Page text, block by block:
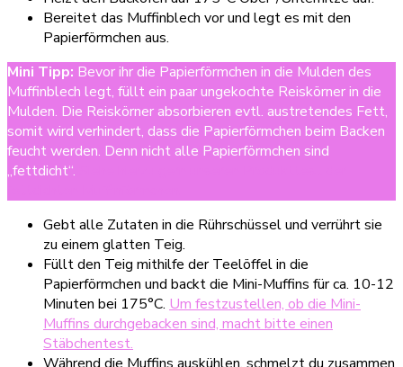
Bereitet das Muffinblech vor und legt es mit den
Papierförmchen aus.
Mini Tipp: Bevor ihr die Papierförmchen in die Mulden des
Muffinblech legt, füllt ein paar ungekochte Reiskörner in die
Mulden. Die Reiskörner absorbieren evtl. austretendes Fett,
somit wird verhindert, dass die Papierförmchen beim Backen
feucht werden. Denn nicht alle Papierförmchen sind
„fettdicht“.
Gebt alle Zutaten in die Rührschüssel und verrührt sie
zu einem glatten Teig.
Füllt den Teig mithilfe der Teelöffel in die
Papierförmchen und backt die Mini-Muffins für ca. 10-12
Minuten bei 175°C. Um festzustellen, ob die Mini-
Muffins durchgebacken sind, macht bitte einen
Stäbchentest.
Während die Muffins auskühlen, schmelzt du zusammen